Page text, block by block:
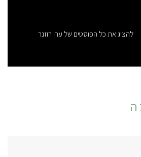
להציג את כל הפוסטים של ערן רוזנר